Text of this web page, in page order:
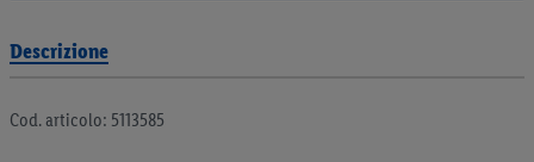
Descrizione
Cod. articolo: 5113585